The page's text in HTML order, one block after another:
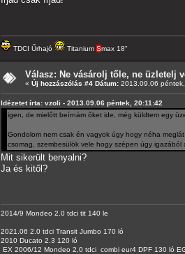
TDCI Űrhajó Titanium Smax 18"
Válasz: Ne vásárolj tőle, ne üzletelj
« Új hozzászólás #4 Dátum: 2013.09.06
Idézetet írta: vzoli - 2013.09.06 péntek, 20:11:42
igen, de mielőtt beírnám őket ide, még küldtem egy
Gondolom nem csak én vagyok úgy hogy néha
csomag, szembesülök vele hogy szépen úgy
Mit sikerült benyalni?
Ja és kitől?
2014/9 Mondeo 2.0 tdci tit 140 le
2021.06 2.0 tdci Transit Jumbo 170 ló
2010 Ducato 2.3 120 ló
EX 2006/12 Mondeo 2,0 tdci combi eur4 DPF 130 ló